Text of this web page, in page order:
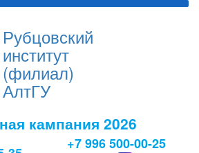
Рубцовский
институт
(филиал)
АлтГУ
кампания 2026
+7 996 500-00-25